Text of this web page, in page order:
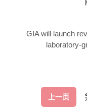
GIA will launch
laboratory-
上一页